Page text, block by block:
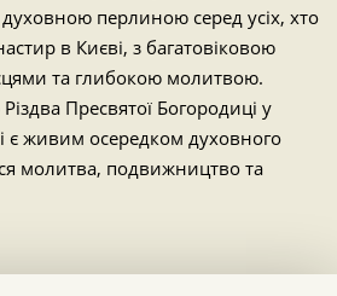
перлиною серед усіх, хто
в Києві, з багатовіковою
та глибокою молитвою.
Пресвятої Богородиці у
є живим осередком духовного
молитва, подвижництво та